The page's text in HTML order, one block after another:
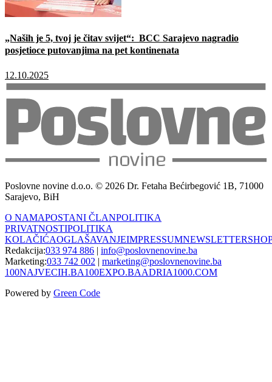
„Naših je 5, tvoj je čitav svijet“: BCC Sarajevo nagradio
posjetioce putovanjima na pet kontinenata
12.10.2025
Poslovne novine d.o.o. © 2026 Dr. Fetaha Bećirbegović 1B, 71000
Sarajevo, BiH
O NAMAPOSTANI ČLANPOLITIKA
PRIVATNOSTIPOLITIKA
KOLAČIĆAOGLAŠAVANJEIMPRESSUMNEWSLETTER
Redakcija:033 974 886 | info@poslovnenovine.ba
Marketing:033 742 002 | marketing@poslovnenovine.ba
100NAJVECIH.BA100EXPO.BAADRIA1000.COM
Powered by Green Code